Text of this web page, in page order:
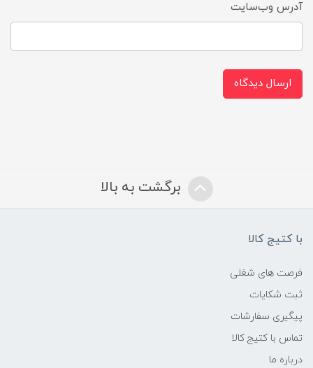
آدرس وب‌سایت
ارسال دیدگاه
برگشت به بالا
با کتیج کالا
فرصت های شغلی
ثبت شکایات
پیگیری سفارشات
تماس با کتیج کالا
درباره ما